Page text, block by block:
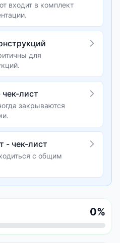
входит в комплект
для
лист
закрываются
- чек-лист
с общим
0%